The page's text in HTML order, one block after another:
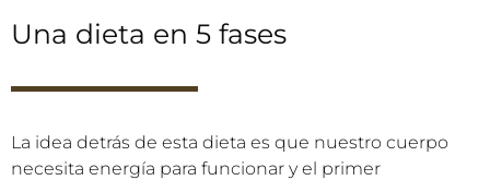
Una dieta en 5 fases
La idea detrás de esta dieta es que nuestro cuerpo
necesita energía para funcionar y el primer